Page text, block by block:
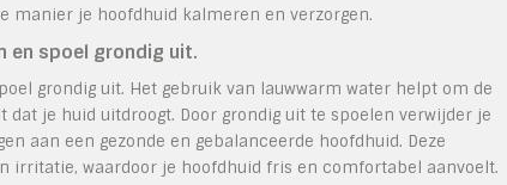
manier je hoofdhuid kalmeren en verzorgen.
en spoel grondig uit.
grondig uit. Het gebruik van lauwwarm water helpt om de
je huid uitdroogt. Door grondig uit te spoelen verwijder je
aan een gezonde en gebalanceerde hoofdhuid. Deze
irritatie, waardoor je hoofdhuid fris en comfortabel aanvoelt.